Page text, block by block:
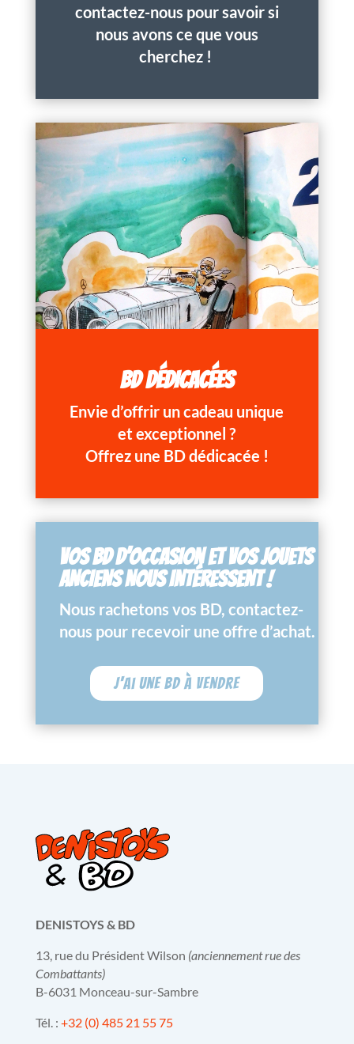
contactez-nous pour savoir si
nous avons ce que vous
cherchez !
BD DÉDICACÉES
Envie d’offrir un cadeau unique
et exceptionnel ?
Offrez une BD dédicacée !
VOS BD D’OCCASION ET VOS JOUETS
ANCIENS NOUS INTÉRESSENT !
Nous rachetons vos BD, contactez-
nous pour recevoir une offre d’achat.
J'ai une BD à vendre
DENISTOYS & BD
13, rue du Président Wilson (anciennement rue des
Combattants)
B-6031 Monceau-sur-Sambre
Tél. : +32 (0) 485 21 55 75